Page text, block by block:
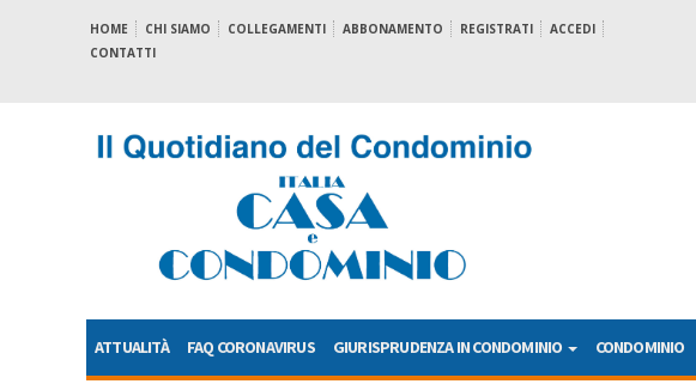
HOME CHI SIAMO COLLEGAMENTI ABBONAMENTO REGISTRATI
ACCEDI
CONTATTI
ATTUALITÀ FAQ CORONAVIRUS GIURISPRUDENZA IN CONDOMINIO CONDOMINIO